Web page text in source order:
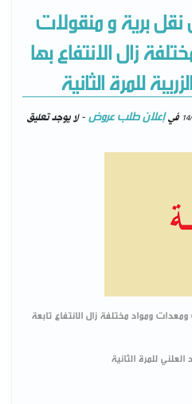
نقل برية و منقولات
زال الانتفاع بها
للمرة الثانية
فيإعلان طلب عروض- لا يوجد تعليق
ومواد مختلفة زال الانتفاع تابعة
للمرة الثانية